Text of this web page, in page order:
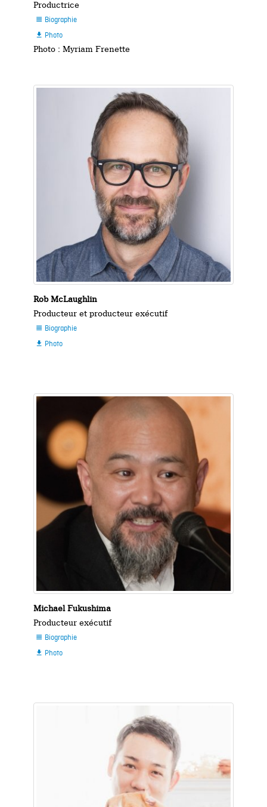
Productrice
 Biographie
 Photo
Photo : Myriam Frenette
Rob McLaughlin
Producteur et producteur exécutif
 Biographie
 Photo
Michael Fukushima
Producteur exécutif
 Biographie
 Photo